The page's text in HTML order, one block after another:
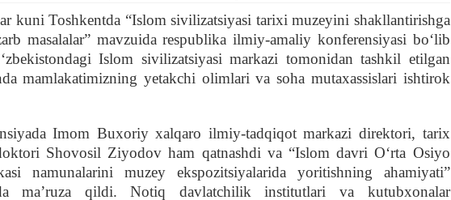
kuni Toshkentda “Islom sivilizatsiyasi tarixi muzeyini shakllantirishga
masalalar” mavzuida respublika ilmiy-amaliy konferensiyasi boʻlib
Islom sivilizatsiyasi markazi tomonidan tashkil etilgan
mamlakatimizning yetakchi olimlari va soha mutaxassislari ishtirok
Imom Buxoriy xalqaro ilmiy-tadqiqot markazi direktori, tarix
Shovosil Ziyodov ham qatnashdi va “Islom davri Oʻrta Osiyo
namunalarini muzey ekspozitsiyalarida yoritishning ahamiyati”
maʼruza qildi. Notiq davlatchilik institutlari va kutubxonalar